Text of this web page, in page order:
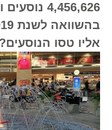
אליו טסו הנוסעים?